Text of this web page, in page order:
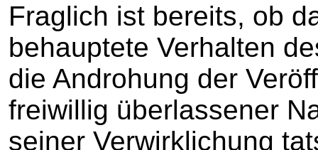
Fraglich ist bereits, ob
behauptete Verhalten
die Androhung der
freiwillig überlassener
seiner Verwirklichung